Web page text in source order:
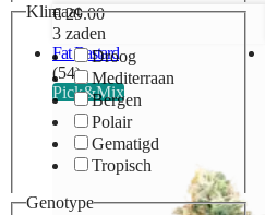
Klimaat
Droog
Mediterraan
Bergen
Polair
Gematigd
Tropisch
Genotype
€ 29.00
3 zaden
Fat Bastard
(54)
Pick&Mix